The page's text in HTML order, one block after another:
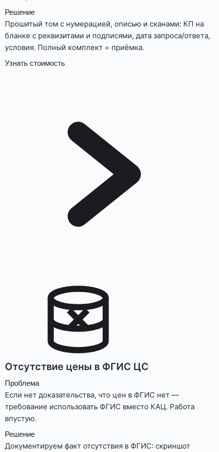
Решение
Прошитый том с нумерацией, описью и сканами: КП на
бланке с реквизитами и подписями, дата запроса/ответа,
условия. Полный комплект = приёмка.
Узнать стоимость
Отсутствие цены в ФГИС ЦС
Проблема
Если нет доказательства, что цен в ФГИС нет —
требование использовать ФГИС вместо КАЦ. Работа
впустую.
Решение
Документируем факт отсутствия в ФГИС: скриншот